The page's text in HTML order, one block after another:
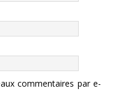
commentaires par e-